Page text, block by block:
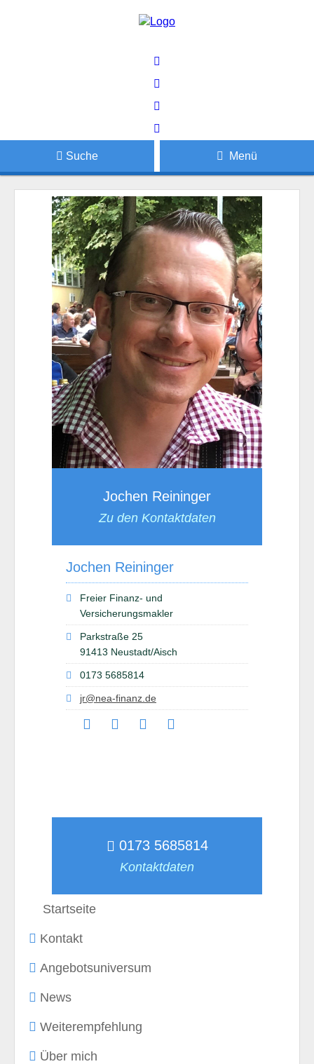
Suche Menü
Jochen Reininger
Zu den Kontaktdaten
Jochen Reininger
Freier Finanz- und
Versicherungsmakler
Parkstraße 25
91413 Neustadt/Aisch
0173 5685814
jr@nea-finanz.de
0173 5685814
Kontaktdaten
Startseite
Kontakt
Angebotsuniversum
News
Weiterempfehlung
Über mich